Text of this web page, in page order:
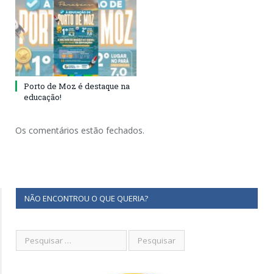
Porto de Moz é destaque na
educação!
Os comentários estão fechados.
NÃO ENCONTROU O QUE QUERIA?